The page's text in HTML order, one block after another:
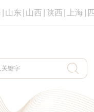
山东 山西 陕西 上海